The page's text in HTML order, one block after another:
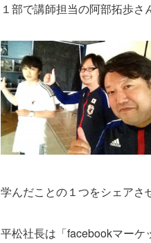
１部で講師担当の阿部拓歩さ
学んだことの１つをシェアさ
平松社長は「facebookマーケ